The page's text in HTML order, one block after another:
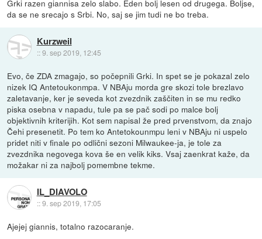
Grki razen giannisa zelo slabo. Eden bolj lesen od drugega. Boljse,
da se ne srecajo s Srbi. No, saj se jim tudi ne bo treba.
Kurzweil
::9. sep 2019, 12:45
Evo, če ZDA zmagajo, so počepnili Grki. In spet se je pokazal zelo
nizek IQ Antetoukonmpa. V NBAju morda gre skozi tole brezlavo
zaletavanje, ker je seveda kot zvezdnik zaščiten in se mu redko
piska osebna v napadu, tule pa se pač sodi po malce bolj
objektivnih kriterijih. Kot sem napisal že pred prvenstvom, da znajo
Čehi presenetit. Po tem ko Antetokounmpu leni v NBAju ni uspelo
pridet niti v finale po odlični sezoni Milwaukee-ja, je tole za
zvezdnika negovega kova še en velik kiks. Vsaj zaenkrat kaže, da
možakar ni za najbolj pomembne tekme.
IL_DIAVOLO
::9. sep 2019, 17:05
Ajejej giannis, totalno razocaranje.